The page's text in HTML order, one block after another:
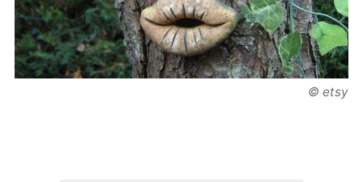
© etsy